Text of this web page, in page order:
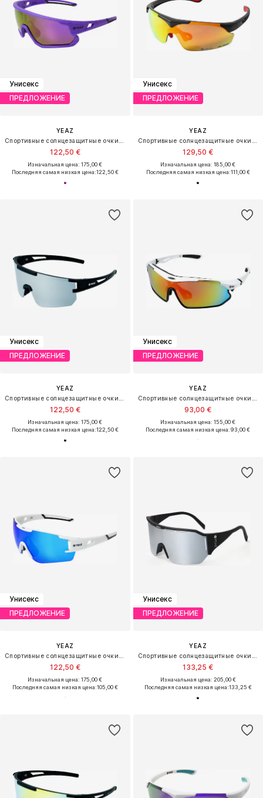
Унисекс
ПРЕДЛОЖЕНИЕ
YEAZ
122,50 €
Изначальная цена: 175,00 €
Последняя самая низкая цена:122,50 €
Унисекс
ПРЕДЛОЖЕНИЕ
YEAZ
129,50 €
Изначальная цена: 185,00 €
Последняя самая низкая цена:111,00 €
Унисекс
ПРЕДЛОЖЕНИЕ
YEAZ
122,50 €
Изначальная цена: 175,00 €
Последняя самая низкая цена:122,50 €
Унисекс
ПРЕДЛОЖЕНИЕ
YEAZ
93,00 €
Изначальная цена: 155,00 €
Последняя самая низкая цена:93,00 €
Унисекс
ПРЕДЛОЖЕНИЕ
YEAZ
122,50 €
Изначальная цена: 175,00 €
Последняя самая низкая цена:105,00 €
Унисекс
ПРЕДЛОЖЕНИЕ
YEAZ
133,25 €
Изначальная цена: 205,00 €
Последняя самая низкая цена:133,25 €